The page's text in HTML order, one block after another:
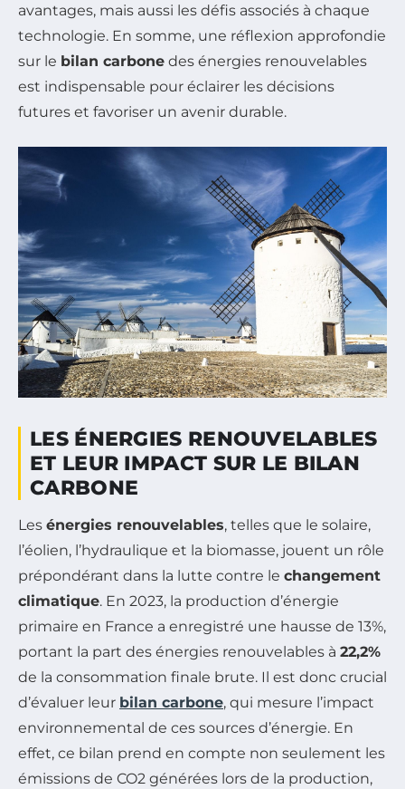
avantages, mais aussi les défis associés à chaque
technologie. En somme, une réflexion approfondie
sur le bilan carbone des énergies renouvelables
est indispensable pour éclairer les décisions
futures et favoriser un avenir durable.
LES ÉNERGIES RENOUVELABLES
ET LEUR IMPACT SUR LE BILAN
CARBONE
Les énergies renouvelables, telles que le solaire,
l’éolien, l’hydraulique et la biomasse, jouent un rôle
prépondérant dans la lutte contre le changement
climatique. En 2023, la production d’énergie
primaire en France a enregistré une hausse de 13%,
portant la part des énergies renouvelables à 22,2%
de la consommation finale brute. Il est donc crucial
d’évaluer leur bilan carbone, qui mesure l’impact
environnemental de ces sources d’énergie. En
effet, ce bilan prend en compte non seulement les
émissions de CO2 générées lors de la production,